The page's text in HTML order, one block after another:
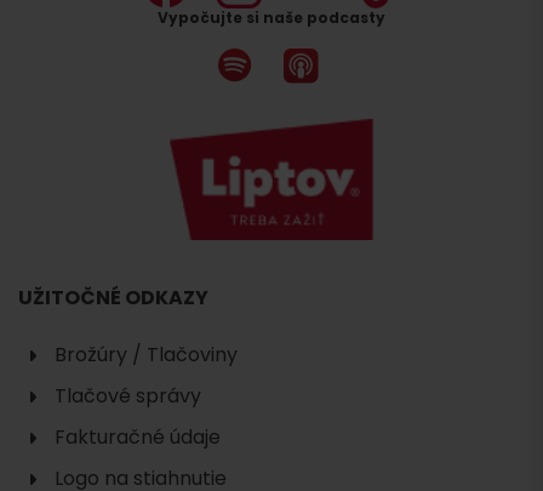
Vypočujte si naše podcasty
UŽITOČNÉ ODKAZY
Brožúry / Tlačoviny
Tlačové správy
Fakturačné údaje
Logo na stiahnutie